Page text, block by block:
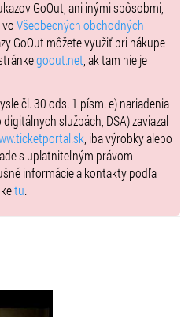
GoOut, ani inými spôsobmi,
Všeobecných obchodných
GoOut môžete využiť pri nákupe
goout.net, ak tam nie je
čl. 30 ods. 1 písm. e) nariadenia
službách, DSA) zaviazal
, iba výrobky alebo
s uplatniteľným právom
informácie a kontakty podľa
tu.